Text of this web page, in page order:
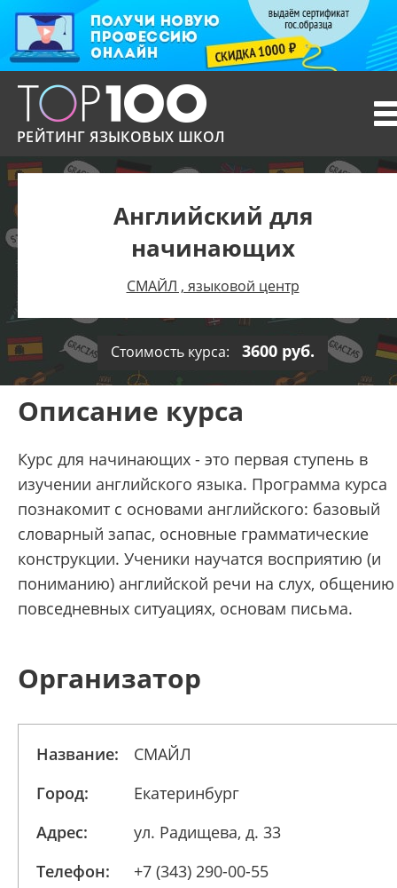
РЕЙТИНГ ЯЗЫКОВЫХ ШКОЛ
Английский для
начинающих
СМАЙЛ , языковой центр
Стоимость курса: 3600 руб.
Описание курса
Курс для начинающих - это первая ступень в
изучении английского языка. Программа курса
познакомит с основами английского: базовый
словарный запас, основные грамматические
конструкции. Ученики научатся восприятию (и
пониманию) английской речи на слух,
повседневных ситуациях, основам письма.
Организатор
Название:
СМАЙЛ
Город:
Екатеринбург
Адрес:
ул. Радищева, д. 33
Телефон:
+7 (343) 290-00-55